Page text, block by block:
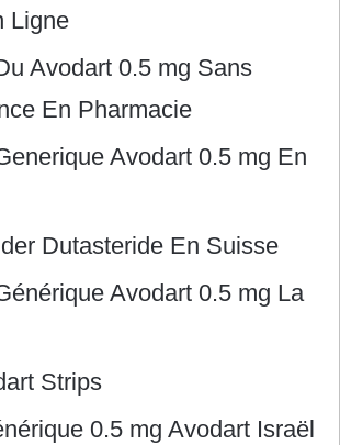
Ligne
Avodart 0.5 mg Sans
En Pharmacie
Avodart 0.5 mg En
Dutasteride En Suisse
Avodart 0.5 mg La
Strips
0.5 mg Avodart Israël